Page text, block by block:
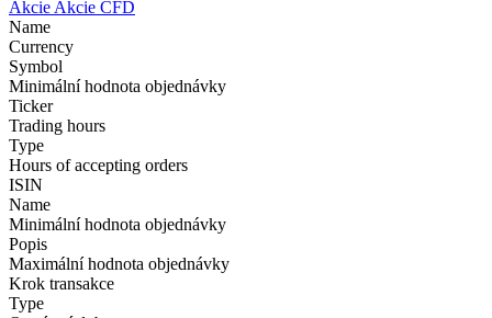
Akcie Akcie CFD
Name
Currency
Symbol
Minimální hodnota objednávky
Ticker
Trading hours
Type
Hours of accepting orders
ISIN
Name
Minimální hodnota objednávky
Popis
Maximální hodnota objednávky
Krok transakce
Type